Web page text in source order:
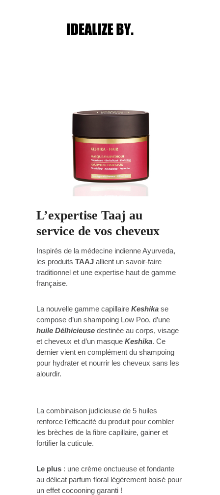
L’expertise Taaj au
service de vos cheveux
Inspirés de la médecine indienne Ayurveda,
les produits TAAJ allient un savoir-faire
traditionnel et une expertise haut de gamme
française.
La nouvelle gamme capillaire Keshika se
compose d’un shampoing Low Poo, d’une
huile Délhicieuse destinée au corps, visage
et cheveux et d’un masque Keshika. Ce
dernier vient en complément du shampoing
pour hydrater et nourrir les cheveux sans les
alourdir.
La combinaison judicieuse de 5 huiles
renforce l’efficacité du produit pour combler
les brèches de la fibre capillaire, gainer et
fortifier la cuticule.
Le plus : une crème onctueuse et fondante
au délicat parfum floral légèrement boisé pour
un effet cocooning garanti !